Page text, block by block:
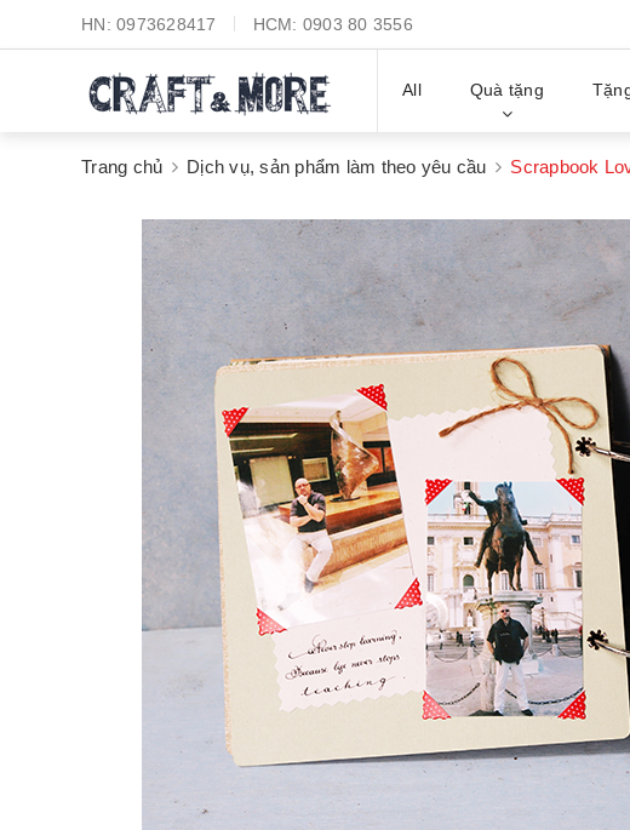
HN: 0973628417 HCM: 0903 80 3556
All Quà tặng
Trang chủ Dịch vụ, sản phẩm làm theo yêu cầu Scrapbook